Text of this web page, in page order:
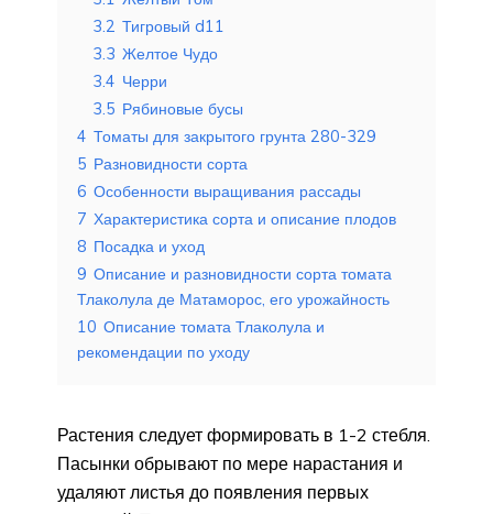
3.2 Тигровый d11
3.3 Желтое Чудо
3.4 Черри
3.5 Рябиновые бусы
4 Томаты для закрытого грунта 280-329
5 Разновидности сорта
6 Особенности выращивания рассады
7 Характеристика сорта и описание плодов
8 Посадка и уход
9 Описание и разновидности сорта томата
Тлаколула де Матаморос, его урожайность
10 Описание томата Тлаколула и
рекомендации по уходу
Растения следует формировать в 1-2 стебля.
Пасынки обрывают по мере нарастания и
удаляют листья до появления первых